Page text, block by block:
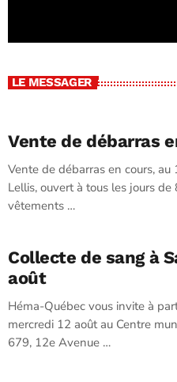
LE MESSAGER
Vente de débarras
Vente de débarras en cours,
Lellis, ouvert à tous les jours
vêtements …
Collecte de sang à
août
Héma-Québec vous invite à
mercredi 12 août au Centre
679, 12e Avenue …